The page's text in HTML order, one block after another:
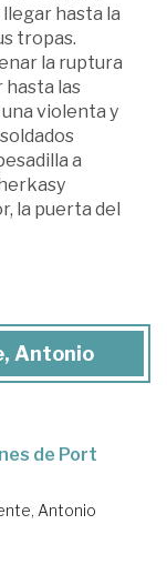
hasta la
tropas.
la ruptura
hasta las
violenta y
a
la puerta del
Antonio
de Port
Antonio